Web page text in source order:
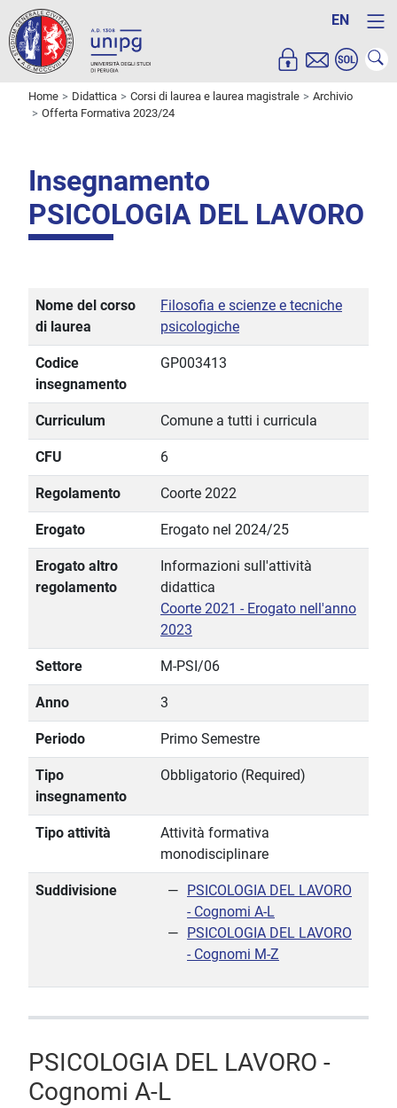
EN
Home Didattica Corsi di laurea e laurea magistrale
Archivio
Offerta Formativa 2023/24
Insegnamento
PSICOLOGIA DEL LAVORO
Nome del corso
di laurea
Filosofia e scienze e tecniche
psicologiche
Codice
insegnamento
GP003413
Curriculum Comune a tutti i curricula
CFU 6
Regolamento Coorte 2022
Erogato Erogato nel 2024/25
Erogato altro
regolamento
Informazioni sull'attività
didattica
Coorte 2021 - Erogato nell'anno
2023
Settore M-PSI/06
Anno 3
Periodo Primo Semestre
Tipo
insegnamento
Obbligatorio (Required)
Tipo attività
Attività formativa
monodisciplinare
Suddivisione
PSICOLOGIA DEL LAVORO
- Cognomi A-L
PSICOLOGIA DEL LAVORO
- Cognomi M-Z
PSICOLOGIA DEL LAVORO -
Cognomi A-L